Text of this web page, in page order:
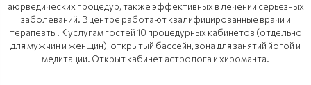
аюрведических процедур, также эффективных в лечении серьезных
заболеваний. В центре работают квалифицированные врачи и
терапевты. К услугам гостей 10 процедурных кабинетов (отдельно
для мужчин и женщин), открытый бассейн, зона для занятий йогой и
медитации. Открыт кабинет астролога и хироманта.